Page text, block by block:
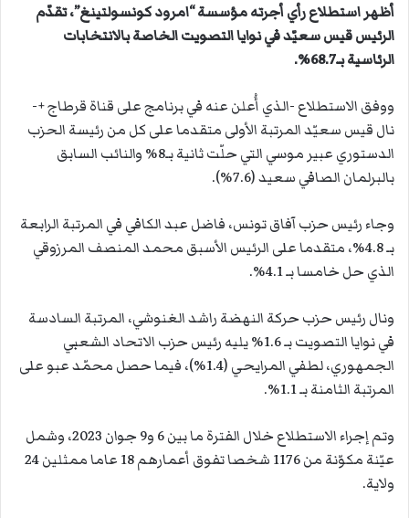
ن
ي
ا
أظهر استطلاع رأي أجرته مؤسسة “امرود كونسولتينغ”، تقدّم
الرئيس قيس سعيّد في نوايا التصويت الخاصة بالانتخابات
الرئاسية بـ68.7%.
ووفق الاستطلاع -الذي أُعلن عنه في برنامج على قناة قرطاج +-
نال قيس سعيّد المرتبة الأولى متقدما على كل من رئيسة الحزب
الدستوري عبير موسي التي حلّت ثانية بـ8% والنائب السابق
بالبرلمان الصافي سعيد (7.6%).
وجاء رئيس حزب آفاق تونس، فاضل عبد الكافي في المرتبة الرابعة
بـ 4.8%، متقدما على الرئيس الأسبق محمد المنصف المرزوقي
الذي حل خامسا بـ 4.1%.
ونال رئيس حزب حركة النهضة راشد الغنوشي، المرتبة السادسة
في نوايا التصويت بـ 1.6% يليه رئيس حزب الاتحاد الشعبي
الجمهوري، لطفي المرايحي (1.4%)، فيما حصل محمّد عبو على
المرتبة الثامنة بـ 1.1%.
وتم إجراء الاستطلاع خلال الفترة ما بين 6 و9 جوان 2023، وشمل
عيّنة مكوّنة من 1176 شخصا تفوق أعمارهم 18 عاما ممثلين 24
ولاية.